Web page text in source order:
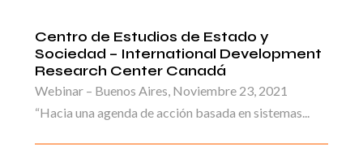
Centro de Estudios de Estado y
Sociedad – International Development
Research Center Canadá
Webinar – Buenos Aires, Noviembre 23, 2021
“Hacia una agenda de acción basada en sistemas...